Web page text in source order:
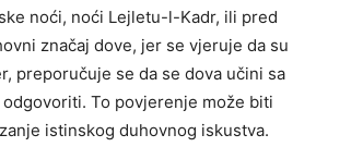
noći, noći Lejletu-l-Kadr, ili pred
značaj dove, jer se vjeruje da su
preporučuje se da se dova učini sa
To povjerenje može biti
istinskog duhovnog iskustva.